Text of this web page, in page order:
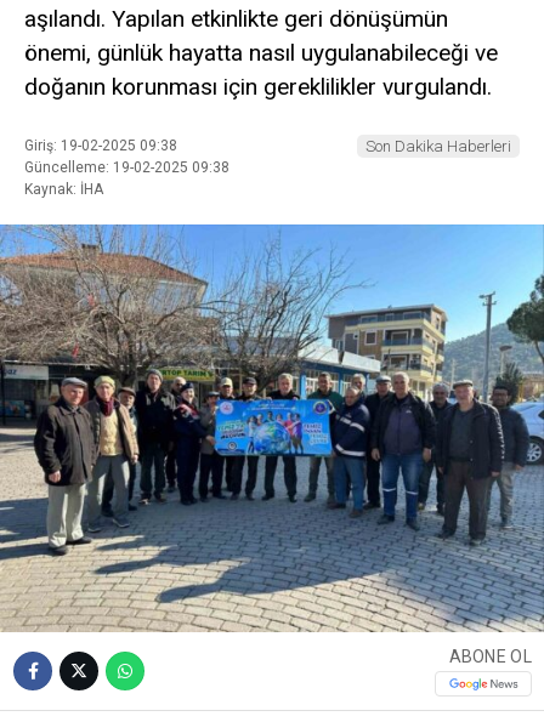
aşılandı. Yapılan etkinlikte geri dönüşümün
önemi, günlük hayatta nasıl uygulanabileceği ve
doğanın korunması için gereklilikler vurgulandı.
Giriş: 19-02-2025 09:38
Güncelleme: 19-02-2025 09:38
Kaynak: İHA
Son Dakika Haberleri
ABONE OL